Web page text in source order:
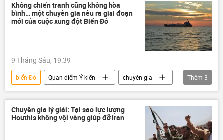
Không chiến tranh cũng không hòa
bình… một chuyên gia nêu ra giai đoạn
mới của cuộc xung đột Biển Đỏ
9 Tháng Sáu, 19:39
biển Đỏ Quan điểm-Ý kiến
chuyên gia
Trung Đông
Chính trị Israel
Thêm 3
Chuyên gia lý giải: Tại sao lực lượng
Houthis không vội vàng giúp đỡ Iran